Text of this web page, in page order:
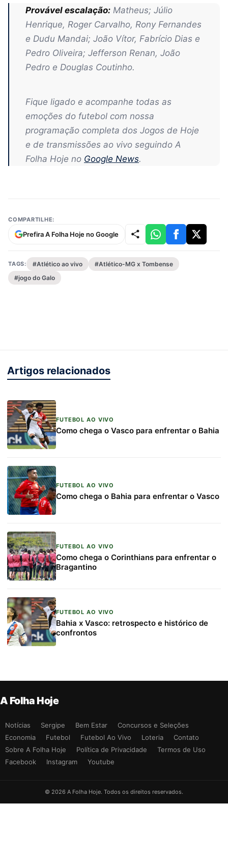
Provável escalação: Matheus; Júlio
Henrique, Roger Carvalho, Rony Fernandes
e Dudu Mandai; João Vítor, Fabrício Dias e
Pedro Oliveira; Jefferson Renan, João
Pedro e Douglas Coutinho.
Fique ligado e acompanhe todas as
emoções do futebol com nossa
programação completa dos Jogos de Hoje
e de transmissões ao vivo seguindo A
Folha Hoje no Google News.
COMPARTILHE:
Prefira A Folha Hoje no Google
TAGS: #Atlético ao vivo
#Atlético-MG x Tombense
#jogo do Galo
Artigos relacionados
FUTEBOL AO VIVO
Como chega o Vasco para enfrentar o Bahia
FUTEBOL AO VIVO
Como chega o Bahia para enfrentar o Vasco
FUTEBOL AO VIVO
Como chega o Corinthians para enfrentar o
Bragantino
FUTEBOL AO VIVO
Bahia x Vasco: retrospecto e histórico de
confrontos
A Folha Hoje
Notícias Sergipe Bem Estar
Concursos e Seleções
Economia
Futebol Futebol Ao Vivo Loteria
Contato
Sobre A Folha Hoje
Política de Privacidade
Termos de Uso
Facebook
Instagram Youtube
© 2026 A Folha Hoje. Todos os direitos reservados.